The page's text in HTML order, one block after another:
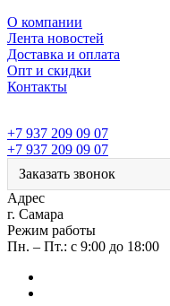
О компании
Лента новостей
Доставка и оплата
Опт и скидки
Контакты
+7 937 209 09 07
+7 937 209 09 07
Заказать звонок
Адрес
г. Самара
Режим работы
Пн. – Пт.: с 9:00 до 18:00